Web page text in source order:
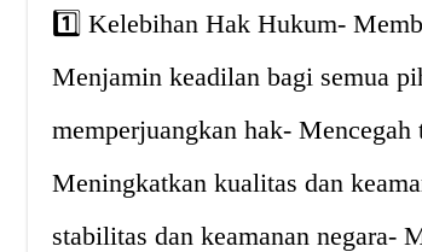
1️⃣ Kelebihan Hak Hukum-
Menjamin keadilan bagi semua
memperjuangkan hak-
Meningkatkan kualitas dan
stabilitas dan keamanan negara-